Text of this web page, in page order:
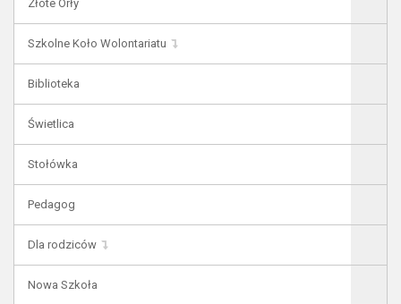
Złote Orły
Szkolne Koło Wolontariatu
Biblioteka
Świetlica
Stołówka
Pedagog
Dla rodziców
Nowa Szkoła